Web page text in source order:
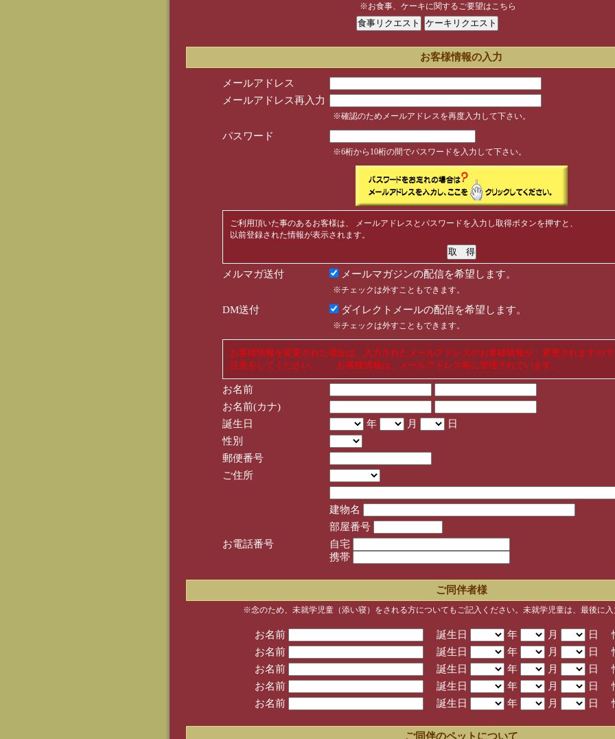
※お食事、ケーキに関するご要望はこちら
お客様情報の入力
メールアドレス
メールアドレス再入力
※確認のためメールアドレスを再度入力して下さい。
パスワード
※6桁から10桁の間でパスワードを入力して下さい。
ご利用頂いた事のあるお客様は、 メールアドレスとパスワードを入力し取得ボタンを押すと、
以前登録された情報が表示されます。
メルマガ送付 メールマガジンの配信を希望します。
※チェックは外すこともできます。
DM送付 ダイレクトメールの配信を希望します。
※チェックは外すこともできます。
お客様情報を変更された場合は、入力されたメールアドレスのお客様情報が、変更されますので
注意をしてください。 お客様情報は、メールアドレス毎に管理されています。
お名前
お名前(カナ)
誕生日
年 月
日
性別
郵便番号
ご住所
建物名
部屋番号
お電話番号
自宅
携帯
ご同伴者様
※念のため、未就学児童（添い寝）をされる方についてもご記入ください。未就学児童は、最後に入
お名前 誕生日 年 月
日
お名前
誕生日 年 月
日
お名前
誕生日 年 月
日
お名前
誕生日 年 月
日
お名前
誕生日 年 月 日
ご同伴のペットについて